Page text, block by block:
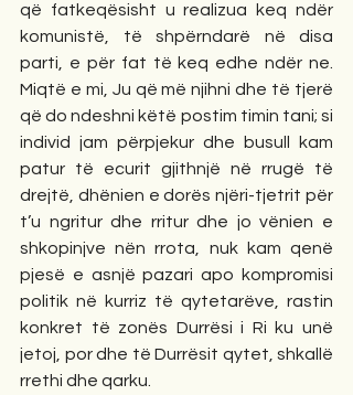
që fatkeqësisht u realizua keq ndër
komunistë, të shpërndarë në disa
parti, e për fat të keq edhe ndër ne.
Miqtë e mi, Ju që më njihni dhe të tjerë
që do ndeshni këtë postim timin tani; si
individ jam përpjekur dhe busull kam
patur të ecurit gjithnjë në rrugë të
drejtë, dhënien e dorës njëri-tjetrit për
t’u ngritur dhe rritur dhe jo vënien e
shkopinjve nën rrota, nuk kam qenë
pjesë e asnjë pazari apo kompromisi
politik në kurriz të qytetarëve, rastin
konkret të zonës Durrësi i Ri ku unë
jetoj, por dhe të Durrësit qytet, shkallë
rrethi dhe qarku.